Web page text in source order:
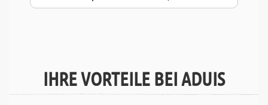
IHRE VORTEILE BEI ADUIS